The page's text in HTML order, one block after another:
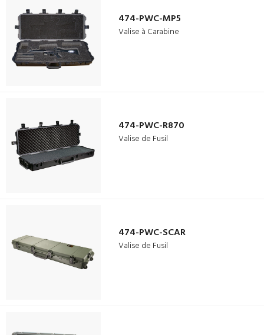
474-PWC-MP5
Valise à Carabine
474-PWC-R870
Valise de Fusil
474-PWC-SCAR
Valise de Fusil